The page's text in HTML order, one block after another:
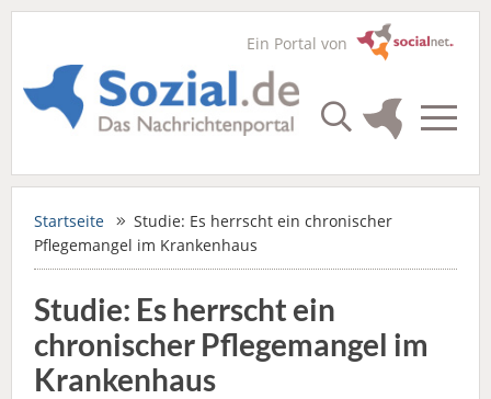
Ein Portal von
Startseite
Studie: Es herrscht ein chronischer
Pflegemangel im Krankenhaus
Studie: Es herrscht ein
chronischer Pflegemangel im
Krankenhaus